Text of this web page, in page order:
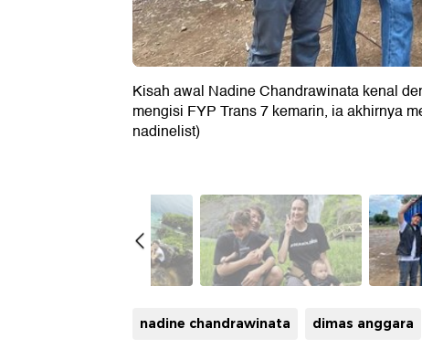
Kisah awal Nadine Chandrawinata kenal
mengisi FYP Trans 7 kemarin, ia akhirnya
nadinelist)
nadine chandrawinata dimas anggara